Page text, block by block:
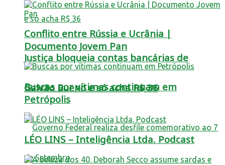
Justiça bloqueia contas bancárias de
Galvão Bueno e só acha R$ 36
Conflito entre Rússia e Ucrânia |
Documento Jovem Pan
Buscas por vítimas continuam em
Petrópolis
LÉO LINS – Inteligência Ltda. Podcast